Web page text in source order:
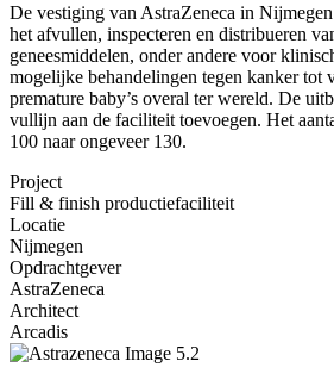
De vestiging van AstraZeneca in
het afvullen, inspecteren en distribueren
geneesmiddelen, onder andere voor
mogelijke behandelingen tegen kanker tot
premature baby’s overal ter wereld. De
vullijn aan de faciliteit toevoegen. Het
100 naar ongeveer 130.
Project
Fill & finish productiefaciliteit
Locatie
Nijmegen
Opdrachtgever
AstraZeneca
Architect
Arcadis